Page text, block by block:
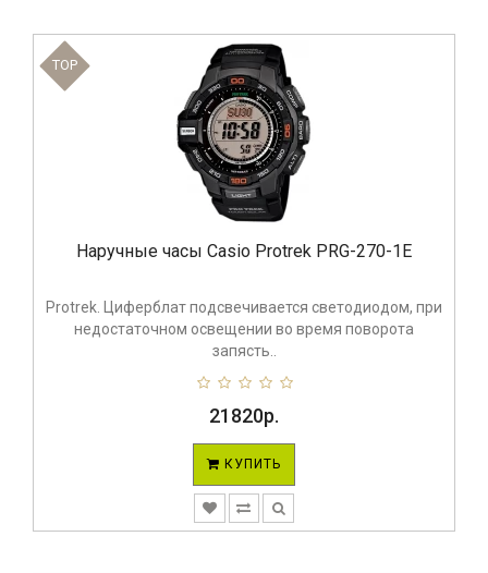
TOP
Наручные часы Casio Protrek PRG-270-1E
Protrek. Циферблат подсвечивается светодиодом, при
недостаточном освещении во время поворота
запясть..
21820р.
КУПИТЬ